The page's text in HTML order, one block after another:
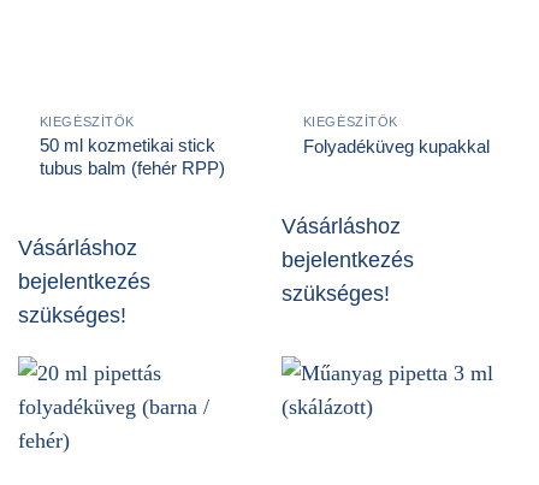
KIEGÉSZÍTŐK
50 ml kozmetikai stick
tubus balm (fehér RPP)
Vásárláshoz
bejelentkezés
szükséges!
KIEGÉSZÍTŐK
Folyadéküveg kupakkal
Vásárláshoz
bejelentkezés
szükséges!